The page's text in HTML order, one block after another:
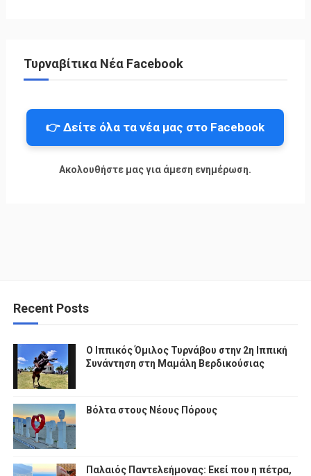
Τυρναβίτικα Νέα Facebook
👉 Δείτε όλα τα νέα μας στο Facebook
Ακολουθήστε μας για άμεση ενημέρωση.
Recent Posts
Ο Ιππικός Όμιλος Τυρνάβου στην 2η Ιππική
Συνάντηση στη Μαμάλη Βερδικούσιας
Βόλτα στους Νέους Πόρους
Παλαιός Παντελεήμονας: Εκεί που η πέτρα,